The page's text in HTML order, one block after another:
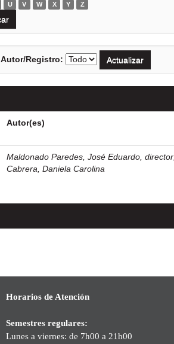
U V W X Y Z
Autor/Registro:
Autor(es)
Maldonado Paredes, José Eduardo, director
Cabrera, Daniela Carolina
Horarios de Atención
Semestres regulares:
Lunes a viernes: de 7h00 a 21h00